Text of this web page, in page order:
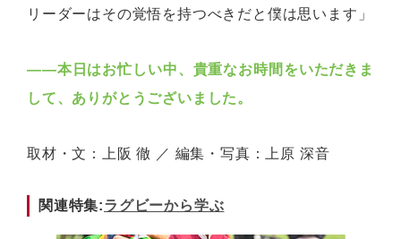
リーダーはその覚悟を持つべきだと僕は思います」
――本日はお忙しい中、貴重なお時間をいただきま
して、ありがとうございました。
取材・文：上阪 徹 ／ 編集・写真：上原 深音
関連特集:ラグビーから学ぶ